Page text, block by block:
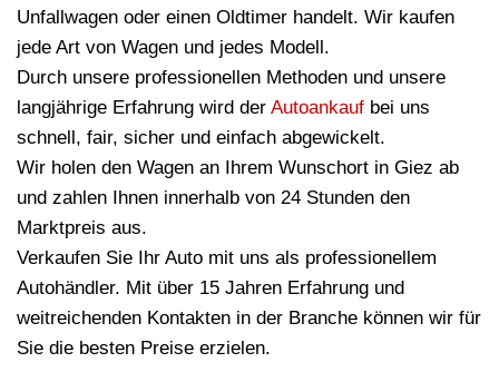
Unfallwagen oder einen Oldtimer handelt. Wir kaufen
jede Art von Wagen und jedes Modell.
Durch unsere professionellen Methoden und unsere
langjährige Erfahrung wird der Autoankauf bei uns
schnell, fair, sicher und einfach abgewickelt.
Wir holen den Wagen an Ihrem Wunschort in Giez ab
und zahlen Ihnen innerhalb von 24 Stunden den
Marktpreis aus.
Verkaufen Sie Ihr Auto mit uns als professionellem
Autohändler. Mit über 15 Jahren Erfahrung und
weitreichenden Kontakten in der Branche können wir für
Sie die besten Preise erzielen.